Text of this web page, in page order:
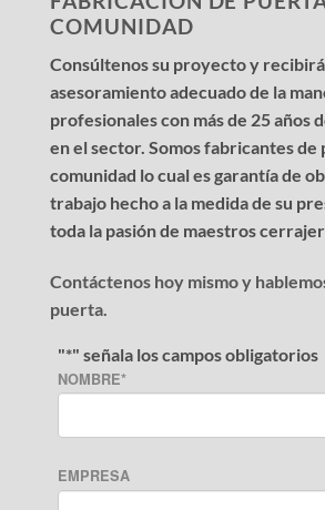
COMUNIDAD
Consúltenos su proyecto y
asesoramiento adecuado de la
profesionales con más de 25 años
en el sector. Somos fabricantes de
comunidad lo cual es garantía de
trabajo hecho a la medida de su
toda la pasión de maestros
Contáctenos hoy mismo y
puerta.
"*" señala los campos obligatorios
NOMBRE*
EMPRESA